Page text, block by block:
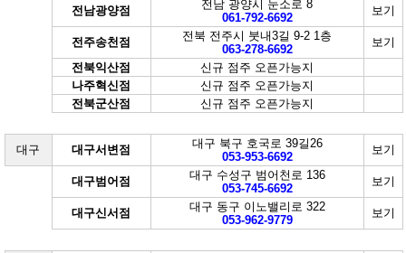
전남광양점
전남 광양시 눈소로 8
061-792-6692
보기
전주송천점
전북 전주시 붓내3길 9-2 1층
063-278-6692
보기
전북익산점
신규 점주 오픈가능지
나주혁신점
신규 점주 오픈가능지
전북군산점
신규 점주 오픈가능지
대구 대구서변점
대구 북구 호국로 39길26
053-953-6692
보기
대구범어점
대구 수성구 범어천로 136
053-745-6692
보기
대구신서점
대구 동구 이노밸리로 322
053-962-9779
보기